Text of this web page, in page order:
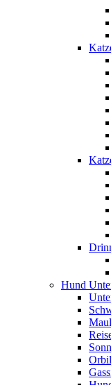
Hund